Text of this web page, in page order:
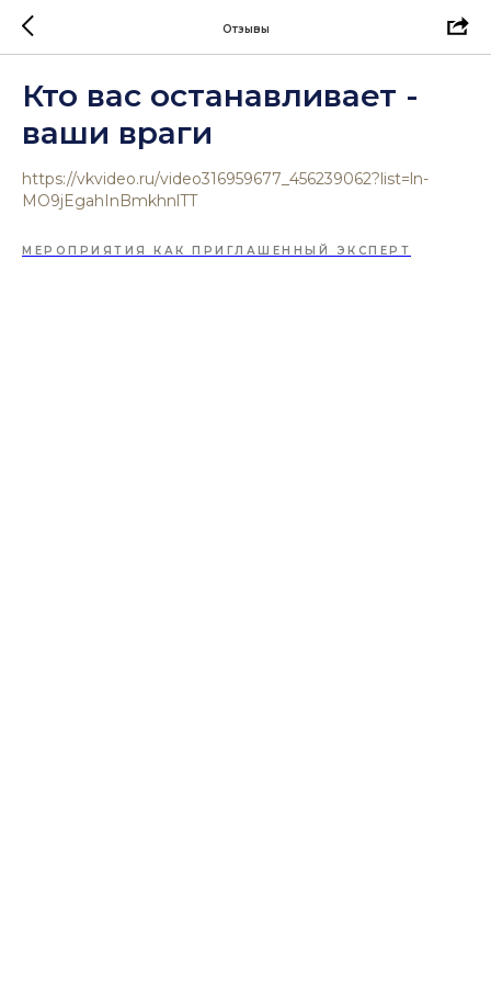
Отзывы
Кто вас останавливает -
ваши враги
https://vkvideo.ru/video316959677_456239062?list=ln-
MO9jEgahInBmkhnlTT
МЕРОПРИЯТИЯ КАК ПРИГЛАШЕННЫЙ ЭКСПЕРТ